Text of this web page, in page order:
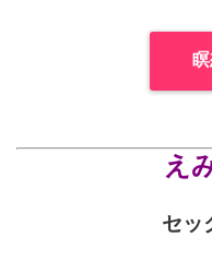
え
セッ